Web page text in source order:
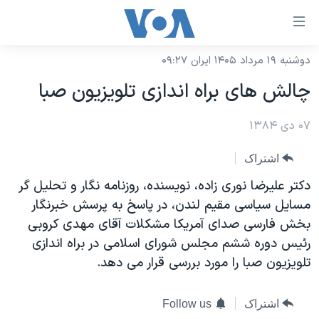
لینکهای
دسترسی
جهش
محتوای
جهش
به
صفحه
اصلی
جهش
به
نسخه سبک وب‌سایت
موضوع ها
ایران
آمریکا
جهان
ورزشی
ویدیوها
برنامه های تلویزیونی
جدول برنامه ها
صفحه‌های ویژه
جام جهانی ۲۰۲۶
عملیات خشم حماسی
بایگانی برنامه‌های تلویزیونی
فرکانس‌های صدای آمریکا
پخش رادیویی
یادگیری زبان انگلیسی
دوشنبه ۱۹ مرداد ۱۴۰۵ ایران ۰۹:۲۷
چالش های براه اندازی تلويزيون صبا
۰۷ دی ۱۳۸۴
اشتراک
دکتر عليرضا نوری زاده، نويسنده، روزنامه نگار و تحليل گر
مسايل سياسی مقيم لندن، در پاسخ به پرسش خبرنگار
بخش فارسی صدای آمريکا مشکلات آقای مهدی کروبی
رئيس دوره ششم مجلس شورای اسلامی در براه اندازی
تلويزيون صبا را مورد بررسی قرار می دهد.
اشتراک Follow us